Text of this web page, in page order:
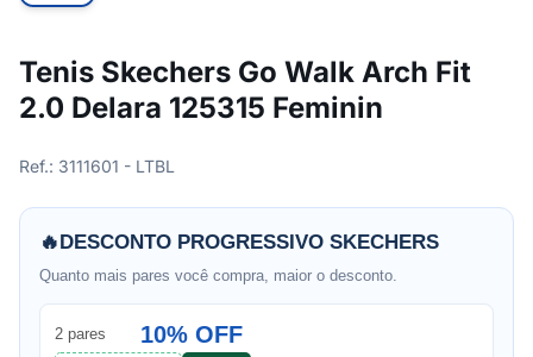
Tenis Skechers Go Walk Arch Fit
2.0 Delara 125315 Feminin
Ref.: 3111601 - LTBL
🔥DESCONTO PROGRESSIVO SKECHERS
Quanto mais pares você compra, maior o desconto.
2 pares 10% OFF